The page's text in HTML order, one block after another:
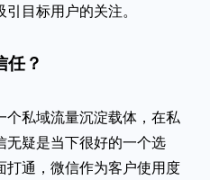
目标用户的关注。
任？
私域流量沉淀载体，在私
无疑是当下很好的一个选
打通，微信作为客户使用度